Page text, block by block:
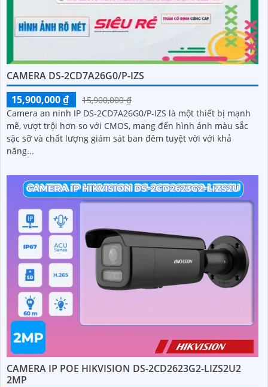
CAMERA DS-2CD7A26G0/P-IZS
15,900,000 ₫
15,900,000 ₫
Camera an ninh IP DS-2CD7A26G0/P-IZS là một thiết bị mạnh
mẽ, vượt trội hơn so với CMOS, mang đến hình ảnh màu sắc
sặc sỡ và chất lượng giám sát ban đêm tuyệt vời với khả
năng...
CAMERA IP POE HIKVISION DS-2CD2623G2-LIZS2U2
2MP